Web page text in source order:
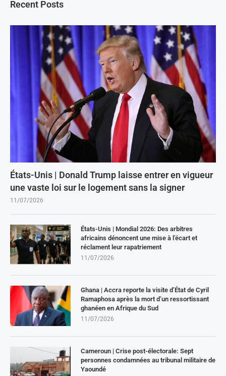
Recent Posts
États-Unis | Donald Trump laisse entrer en vigueur
une vaste loi sur le logement sans la signer
11/07/2026
États-Unis | Mondial 2026: Des arbitres
africains dénoncent une mise à l’écart et
réclament leur rapatriement
11/07/2026
Ghana | Accra reporte la visite d’État de Cyril
Ramaphosa après la mort d’un ressortissant
ghanéen en Afrique du Sud
11/07/2026
Cameroun | Crise post-électorale: Sept
personnes condamnées au tribunal militaire de
Yaoundé